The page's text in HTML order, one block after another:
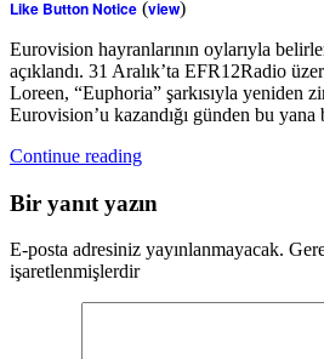
Like Button Notice (view)
Eurovision hayranlarının oylarıyla
açıklandı. 31 Aralık’ta EFR12Radio
Loreen, “Euphoria” şarkısıyla yeniden
Eurovision’u kazandığı günden bu
Continue reading
Bir yanıt yazın
E-posta adresiniz yayınlanmayacak.
işaretlenmişlerdir